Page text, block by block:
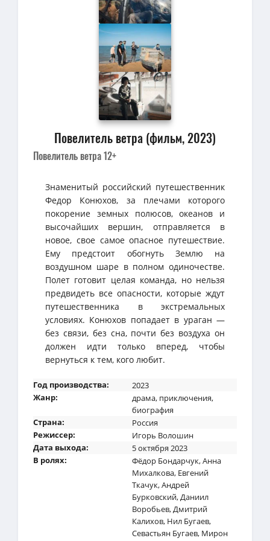
Повелитель ветра (фильм, 2023)
Повелитель ветра 12+
Знаменитый российский путешественник
Федор Конюхов, за плечами которого
покорение земных полюсов, океанов и
высочайших вершин, отправляется в
новое, свое самое опасное путешествие.
Ему предстоит обогнуть Землю на
воздушном шаре в полном одиночестве.
Полет готовит целая команда, но нельзя
предвидеть все опасности, которые ждут
путешественника в экстремальных
условиях. Конюхов попадает в ураган —
без связи, без сна, почти без воздуха он
должен идти только вперед, чтобы
вернуться к тем, кого любит.
Год производства:
2023
Жанр:
драма, приключения,
биография
Страна:
Россия
Режиссер:
Игорь Волошин
Дата выхода:
5 октября 2023
В ролях:
Фёдор Бондарчук,Анна
Михалкова, Евгений
Ткачук,Андрей
Бурковский,Даниил
Воробьев,Дмитрий
Калихов, Нил Бугаев,
Севастьян Бугаев, Мирон